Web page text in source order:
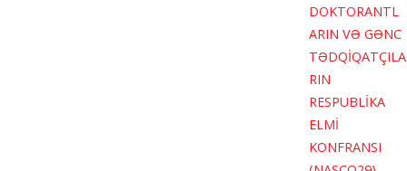
DOKTORANTL
ARIN VƏ GƏNC
TƏDQİQATÇILA
RIN
RESPUBLİKA
ELMİ
KONFRANSI